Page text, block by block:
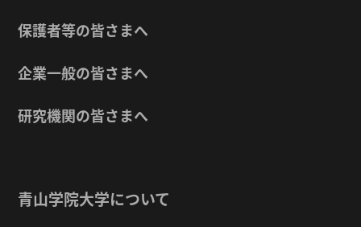
保護者等の皆さまへ
企業一般の皆さまへ
研究機関の皆さまへ
青山学院大学について